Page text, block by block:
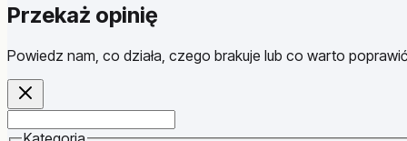
Przekaż opinię
Powiedz nam, co działa, czego brakuje lub co warto
Website